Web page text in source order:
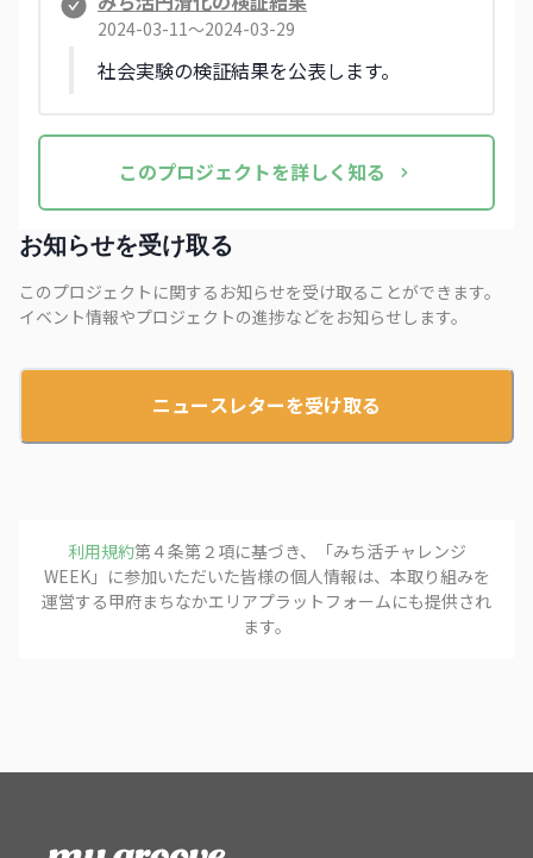
3/4（月）〜3/10（日）】
2024-03-11〜2024-03-29
社会実験の検証結果を公表します。
このプロジェクトを詳しく知る
お知らせを受け取る
このプロジェクトに関するお知らせを受け取ることができます。
イベント情報やプロジェクトの進捗などをお知らせします。
ニュースレターを受け取る
利用規約第４条第２項に基づき、「みち活チャレンジ
WEEK」に参加いただいた皆様の個人情報は、本取り組みを
運営する甲府まちなかエリアプラットフォームにも提供され
ます。